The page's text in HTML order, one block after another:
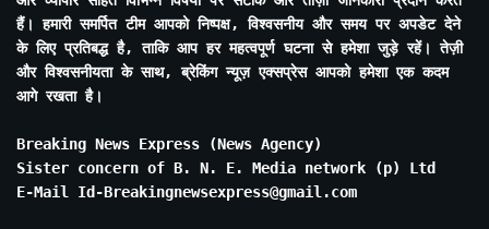
हैं। हमारी समर्पित टीम आपको निष्पक्ष, विश्वसनीय और समय पर अपडेट देने
के लिए प्रतिबद्ध है, ताकि आप हर महत्वपूर्ण घटना से हमेशा जुड़े रहें। तेज़ी
और विश्वसनीयता के साथ, ब्रेकिंग न्यूज़ एक्सप्रेस आपको हमेशा एक कदम
आगे रखता है।
Breaking News Express (News Agency)
Sister concern of B. N. E. Media network (p) Ltd
E-Mail Id-Breakingnewsexpress@gmail.com